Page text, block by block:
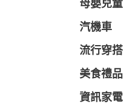
母嬰兒童
汽機車
流行穿搭
美食禮品
資訊家電